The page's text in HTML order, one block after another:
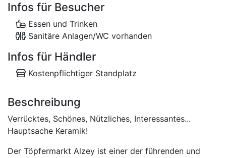
Infos für Besucher
Essen und Trinken
Sanitäre Anlagen/WC vorhanden
Infos für Händler
Kostenpflichtiger Standplatz
Beschreibung
Verrücktes, Schönes, Nützliches, Interessantes...
Hauptsache Keramik!
Der Töpfermarkt Alzey ist einer der führenden und